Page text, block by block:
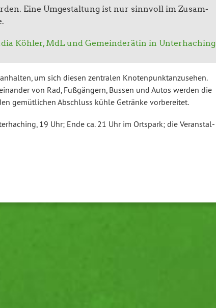
Eine Um­ge­stal­tung ist nur sinnvoll im Zu­sam­
Köhler, MdL und Ge­mein­de­rä­tin in Un­ter­ha­ching
um sich diesen zentralen Kno­ten­punkt­an­zu­se­hen.
von Rad, Fuß­gän­gern, Bussen und Autos werden die
ge­müt­li­chen Abschluss kühle Getränke vor­be­rei­tet.
19 Uhr; Ende ca. 21 Uhr im Ortspark; die Ver­an­stal­